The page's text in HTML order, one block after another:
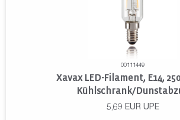
00111449
Xavax LED-Filament, E14,
Kühlschrank/
5,69 EUR UPE